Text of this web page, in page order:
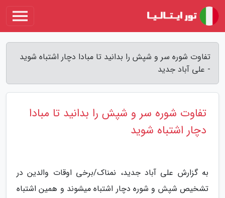
تفاوت شوره سر و شپش را بدانید تا مبادا دچار اشتباه شوید
- علی آباد جدید
تفاوت شوره سر و شپش را بدانید تا مبادا
دچار اشتباه شوید
به گزارش علی آباد جدید، نمناک/برخی اوقات والدین در
تشخیص شپش و شوره دچار اشتباه میشوند و همین اشتباه